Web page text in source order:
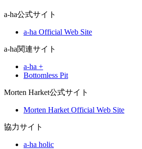
a-ha公式サイト
a-ha Official Web Site
a-ha関連サイト
a-ha +
Bottomless Pit
Morten Harket公式サイト
Morten Harket Official Web Site
協力サイト
a-ha holic